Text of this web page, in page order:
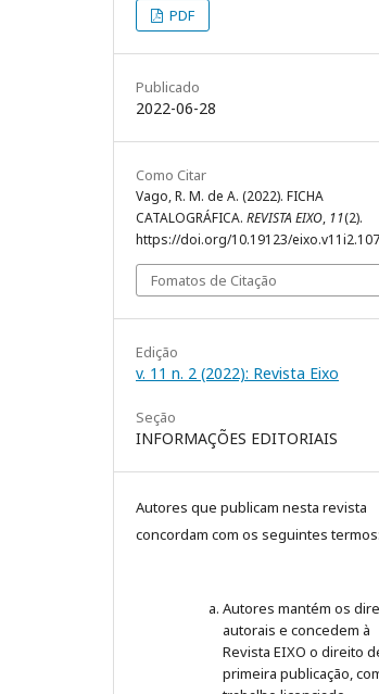
PDF
Publicado
2022-06-28
Como Citar
Vago, R. M. de A. (2022). FICHA
CATALOGRÁFICA. REVISTA EIXO, 11(2).
https://doi.org/10.19123/
Fomatos de Citação
Edição
v. 11 n. 2 (2022): Revista Eixo
Seção
INFORMAÇÕES EDITORIAIS
Autores que publicam nesta revista
concordam com os seguintes termos:
Autores mantém os
autorais e concedem à
Revista EIXO o direito
primeira publicação,